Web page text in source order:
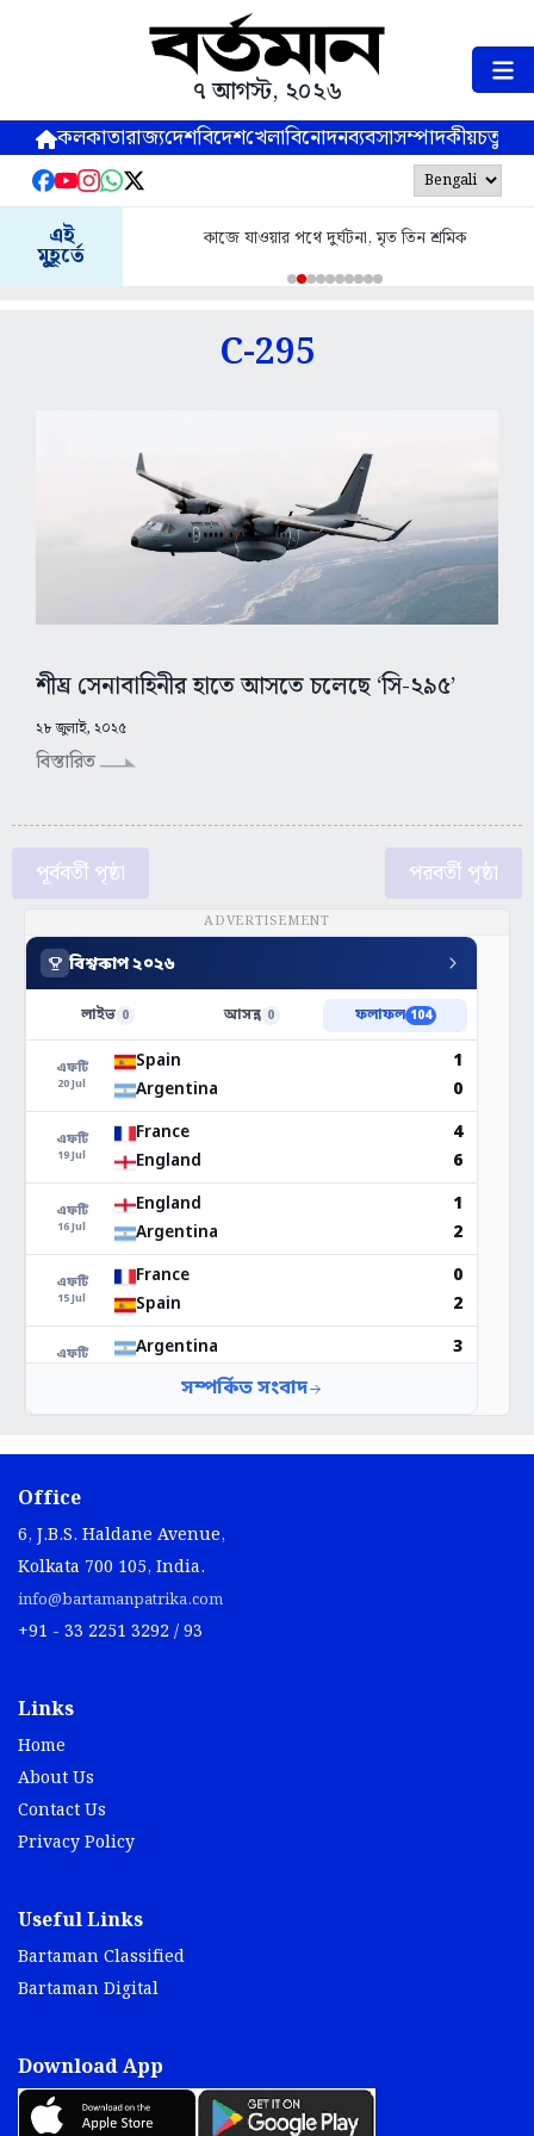
৭ আগস্ট, ২০২৬
কলকাতারাজ্যদেশবিদেশখেলাবিনোদনব্যবসাসম্পাদকীয়
এই
মুহূর্তে
কাজে যাওয়ার পথে দুর্ঘটনা, মৃত তিন শ্রমিক
C-295
শীঘ্র সেনাবাহিনীর হাতে আসতে চলেছে ‘সি-২৯৫’
২৮ জুলাই, ২০২৫
বিস্তারিত
পূর্ববর্তী পৃষ্ঠা পরবর্তী পৃষ্ঠা
ADVERTISEMENT
Office
6, J.B.S. Haldane Avenue,
Kolkata 700 105, India.
info@bartamanpatrika.com
+91 - 33 2251 3292 / 93
Links
Home
About Us
Contact Us
Privacy Policy
Useful Links
Bartaman Classified
Bartaman Digital
Download App